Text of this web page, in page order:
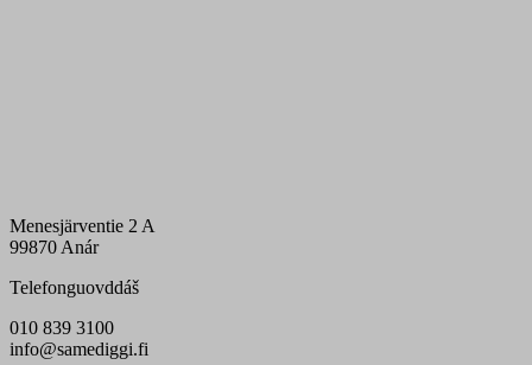
Menesjärventie 2 A
99870 Anár
Telefonguovddáš
010 839 3100
info@samediggi.fi